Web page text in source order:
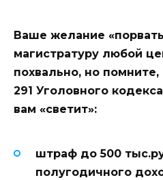
Ваше желание
магистратуру любой
похвально, но помните,
291 Уголовного
вам «светит»:
штраф до 500
полугодичного